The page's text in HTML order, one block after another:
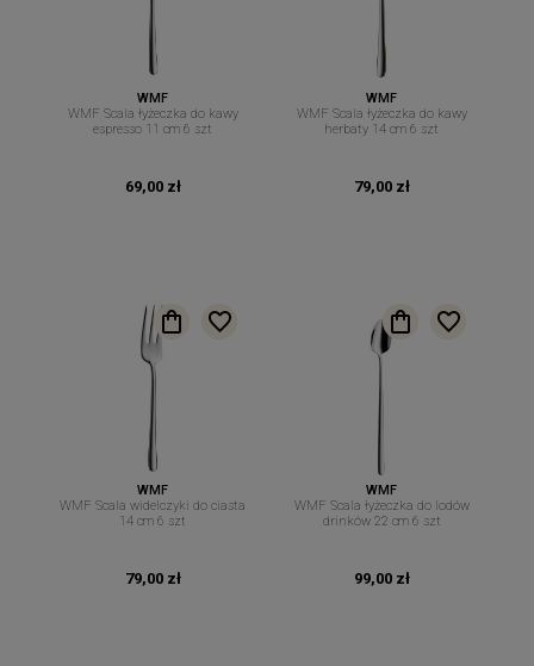
WMF
WMF Scala łyżeczka do kawy
espresso 11 cm 6 szt
69,00 zł
WMF
WMF Scala łyżeczka do kawy
herbaty 14 cm 6 szt
79,00 zł
WMF
WMF Scala widelczyki do ciasta
14 cm 6 szt
79,00 zł
WMF
WMF Scala łyżeczka do lodów
drinków 22 cm 6 szt
99,00 zł